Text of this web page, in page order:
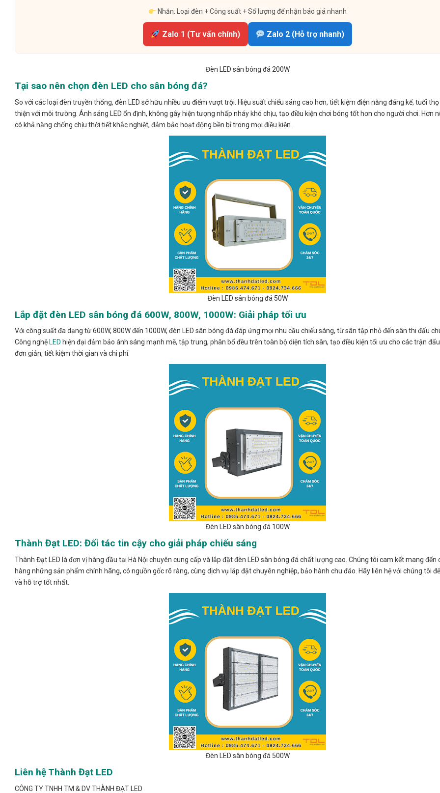
Nhắn: Loại đèn + Công suất + Số lượng để nhận báo giá nhanh
Zalo 1 (Tư vấn chính) Zalo 2 (Hỗ trợ nhanh)
Đèn LED sân bóng đá 200W
Tại sao nên chọn đèn LED cho sân bóng đá?
So với các loại đèn truyền thống, đèn LED sở hữu nhiều ưu điểm vượt trội: Hiệu suất chiếu sáng cao hơn, tiết kiệm điện năng đáng kể, tuổi
thiện với môi trường. Ánh sáng LED ổn định, không gây hiện tượng nhấp nháy khó chịu, tạo điều kiện chơi bóng tốt hơn cho người chơi. Hơn
có khả năng chống chịu thời tiết khắc nghiệt, đảm bảo hoạt động bền bỉ trong mọi điều kiện.
Đèn LED sân bóng đá 50W
Lắp đặt đèn LED sân bóng đá 600W, 800W, 1000W: Giải pháp tối ưu
Với công suất đa dạng từ 600W, 800W đến 1000W, đèn LED sân bóng đá đáp ứng mọi nhu cầu chiếu sáng, từ sân tập nhỏ đến sân thi đấu
Công nghệ LED hiện đại đảm bảo ánh sáng mạnh mẽ, tập trung, phân bổ đều trên toàn bộ diện tích sân, tạo điều kiện tối ưu cho các trận
đơn giản, tiết kiệm thời gian và chi phí.
Đèn LED sân bóng đá 100W
Thành Đạt LED: Đối tác tin cậy cho giải pháp chiếu sáng
Thành Đạt LED là đơn vị hàng đầu tại Hà Nội chuyên cung cấp và lắp đặt đèn LED sân bóng đá chất lượng cao. Chúng tôi cam kết mang đến
hàng những sản phẩm chính hãng, có nguồn gốc rõ ràng, cùng dịch vụ lắp đặt chuyên nghiệp, bảo hành chu đáo. Hãy liên hệ với chúng tôi
và hỗ trợ tốt nhất.
Đèn LED sân bóng đá 500W
Liên hệ Thành Đạt LED
CÔNG TY TNHH TM & DV THÀNH ĐẠT LED